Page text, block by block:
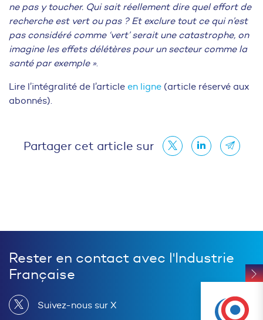
ne pas y toucher. Qui sait réellement dire quel effort de
recherche est vert ou pas ? Et exclure tout ce qui n’est
pas considéré comme ‘vert’ serait une catastrophe, on
imagine les effets délétères pour un secteur comme la
santé par exemple »
Lire l’intégralité de l’article en ligne (article réservé aux
abonnés).
Partager cet article sur
Rester en contact avec l'Industrie
Française
Suivez-nous sur X